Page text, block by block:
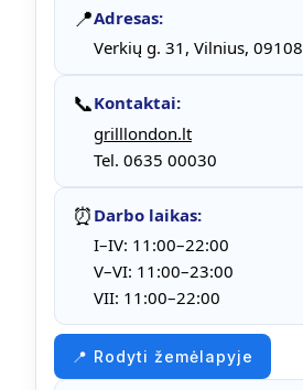
📍Adresas:
Verkių g. 31, Vilnius, 09108
📞Kontaktai:
grilllondon.lt
Tel. 0635 00030
⏰ Darbo laikas:
I–IV: 11:00–22:00
V–VI: 11:00–23:00
VII: 11:00–22:00
📍 Rodyti žemėlapyje